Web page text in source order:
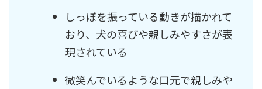
しっぽを振っている動きが描かれて
おり、犬の喜びや親しみやすさが表
現されている
微笑んでいるような口元で親しみや